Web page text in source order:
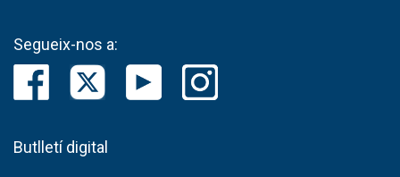
Segueix-nos a:
Butlletí digital